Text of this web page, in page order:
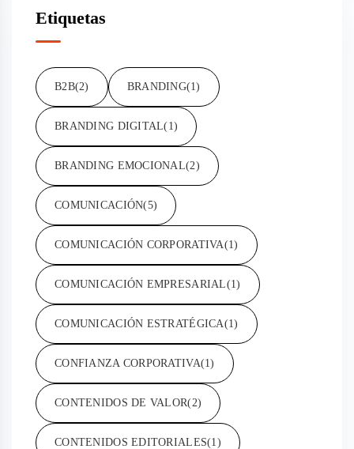
Etiquetas
B2B(2) BRANDING(1)
BRANDING DIGITAL(1)
BRANDING EMOCIONAL(2)
COMUNICACIÓN(5)
COMUNICACIÓN CORPORATIVA(1)
COMUNICACIÓN EMPRESARIAL(1)
COMUNICACIÓN ESTRATÉGICA(1)
CONFIANZA CORPORATIVA(1)
CONTENIDOS DE VALOR(2)
CONTENIDOS EDITORIALES(1)